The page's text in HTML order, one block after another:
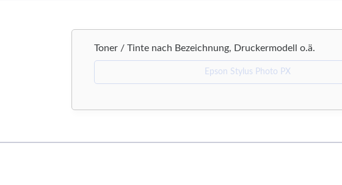
Toner / Tinte nach Bezeichnung, Druckermodell o.ä.